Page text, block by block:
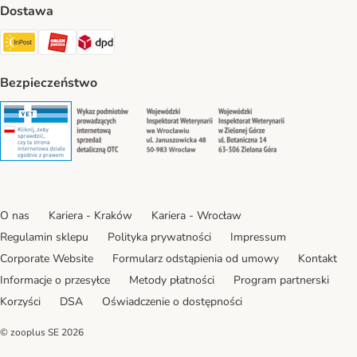
Dostawa
Paczkomat® Shipping Method
ORLEN Paczka Shipping Method
DPD Shipping Method
Bezpieczeństwo
Security Security Security
O nas Kariera - Kraków
Kariera - Wrocław
Regulamin sklepu
Polityka prywatności
Impressum
Corporate Website
Formularz odstąpienia od umowy
Kontakt
Informacje o przesyłce
Metody płatności
Program partnerski
Korzyści
DSA Oświadczenie o dostępności
© zooplus SE 2026